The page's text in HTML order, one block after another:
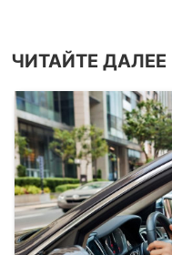
ЧИТАЙТЕ ДАЛЕЕ